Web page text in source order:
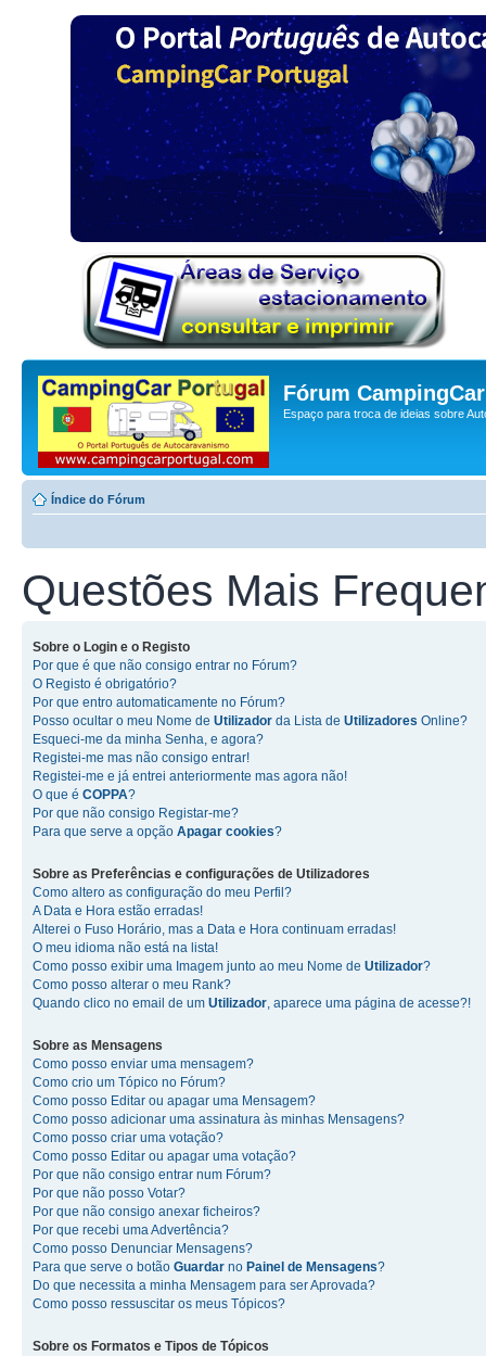
Fórum
Espaço para troca de ideias sobre
Índice do Fórum
Questões Mais
Sobre o Login e o Registo
Por que é que não consigo entrar no Fórum?
O Registo é obrigatório?
Por que entro automaticamente no Fórum?
Posso ocultar o meu Nome de Utilizador da Lista de Utilizadores Online?
Esqueci-me da minha Senha, e agora?
Registei-me mas não consigo entrar!
Registei-me e já entrei anteriormente mas agora não!
O que é COPPA?
Por que não consigo Registar-me?
Para que serve a opção Apagar cookies?
Sobre as Preferências e configurações de Utilizadores
Como altero as configuração do meu Perfil?
A Data e Hora estão erradas!
Alterei o Fuso Horário, mas a Data e Hora continuam erradas!
O meu idioma não está na lista!
Como posso exibir uma Imagem junto ao meu Nome de Utilizador?
Como posso alterar o meu Rank?
Quando clico no email de um Utilizador, aparece uma página de acesse?!
Sobre as Mensagens
Como posso enviar uma mensagem?
Como crio um Tópico no Fórum?
Como posso Editar ou apagar uma Mensagem?
Como posso adicionar uma assinatura às minhas Mensagens?
Como posso criar uma votação?
Como posso Editar ou apagar uma votação?
Por que não consigo entrar num Fórum?
Por que não posso Votar?
Por que não consigo anexar ficheiros?
Por que recebi uma Advertência?
Como posso Denunciar Mensagens?
Para que serve o botão Guardar no Painel de Mensagens?
Do que necessita a minha Mensagem para ser Aprovada?
Como posso ressuscitar os meus Tópicos?
Sobre os Formatos e Tipos de Tópicos